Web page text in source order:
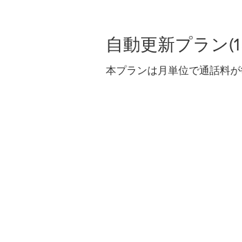
自動更新プラン
本プランは月単位で通話料